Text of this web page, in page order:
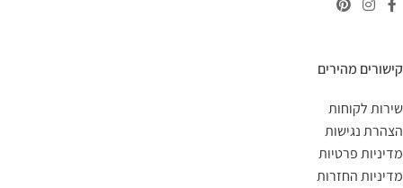
קישורים מהירים
שירות לקוחות
הצהרת נגישות
מדיניות פרטיות
מדיניות החזרות